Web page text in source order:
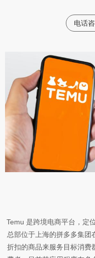
电话
Temu 是跨境电商平台，定
总部位于上海的拼多多集团
折扣的商品来服务目标消费